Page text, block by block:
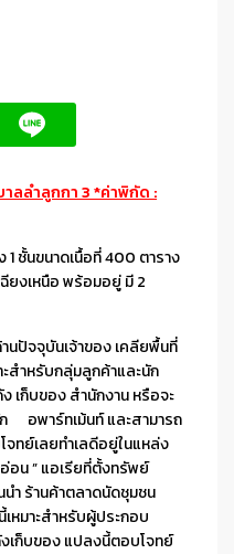
าลลำลูกกา 3 *ค่าพิกัด :
ชั้นขนาดเนื้อที่ 400 ตาราง
ยงเหนือ พร้อมอยู่ มี 2
นปัจจุบันเจ้าของ เคลียพื้นที่
สำหรับกลุ่มลูกค้าและนัก
เก็บของ สำนักงาน หรือจะ
อพาร์ทเม้นท์ และสามารถ
ทย์เลยทำเลดีอยู่ในแหล่ง
อน ” แอเรียที่ตั้งทรัพย์
ำ ร้านค้าตลาดนัดชุมชน
หมาะสำหรับผู้ประกอบ
เก็บของ แปลงนี้ตอบโจทย์